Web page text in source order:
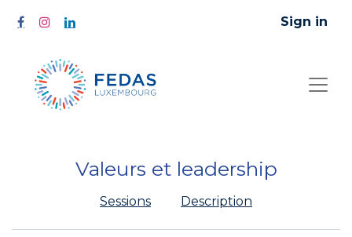
Sign in
Valeurs et leadership
Sessions Description